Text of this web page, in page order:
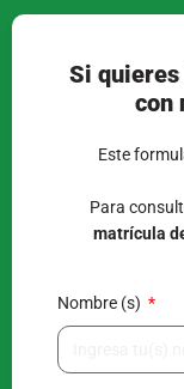
Si
con
Este
Para
matrícula
Nombre (s)